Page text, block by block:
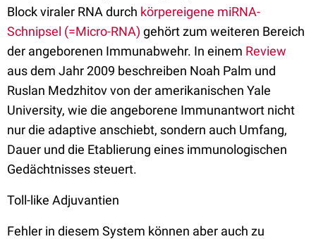
Block viraler RNA durch körpereigene miRNA-
Schnipsel (=Micro-RNA) gehört zum weiteren Bereich
der angeborenen Immunabwehr. In einem Review
aus dem Jahr 2009 beschreiben Noah Palm und
Ruslan Medzhitov von der amerikanischen Yale
University, wie die angeborene Immunantwort nicht
nur die adaptive anschiebt, sondern auch Umfang,
Dauer und die Etablierung eines immunologischen
Gedächtnisses steuert.
Toll-like Adjuvantien
Fehler in diesem System können aber auch zu